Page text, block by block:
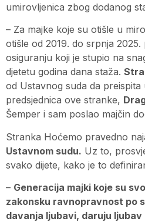
umirovljenica zbog dodanog
– Za majke koje su otišle u
otišle od 2019. do srpnja
osiguranju koji je stupio na
djetetu godina dana staža.
od Ustavnog suda da
predsjednica ove stranke,
Šemper i sam poslao majčin
Stranka Hoćemo pravedno
Ustavnom sudu. Uz to,
svako dijete, kako je to
– Generacija majki koje su
zakonsku ravnopravnost po
davanja ljubavi, daruju ljubav